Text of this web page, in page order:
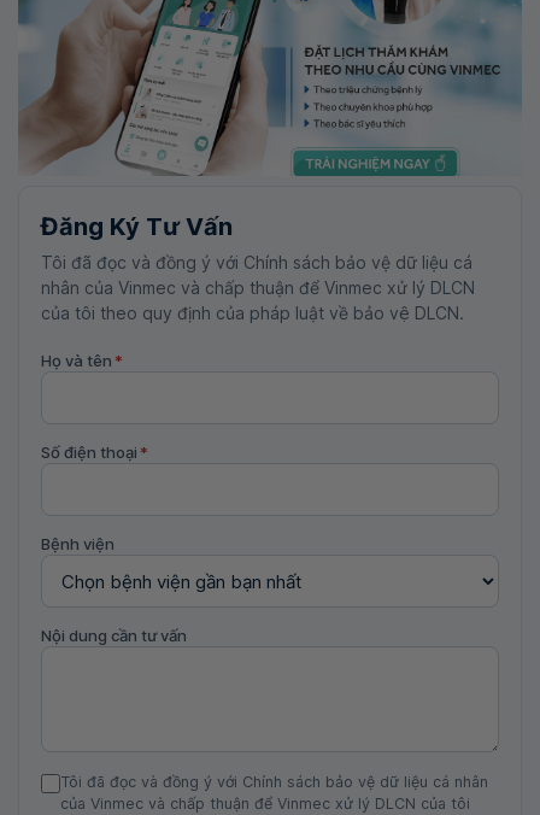
Đăng Ký Tư Vấn
Tôi đã đọc và đồng ý với Chính sách bảo vệ dữ liệu cá
nhân của Vinmec và chấp thuận để Vinmec xử lý DLCN
của tôi theo quy định của pháp luật về bảo vệ DLCN.
Họ và tên *
Số điện thoại *
Bệnh viện
Nội dung cần tư vấn
Tôi đã đọc và đồng ý với Chính sách bảo vệ dữ liệu cá nhân
của Vinmec và chấp thuận để Vinmec xử lý DLCN của tôi